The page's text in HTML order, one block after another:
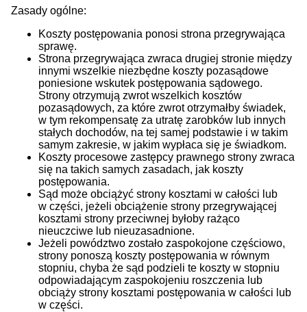
Zasady ogólne:
Koszty postępowania ponosi strona przegrywająca
sprawę.
Strona przegrywająca zwraca drugiej stronie między
innymi wszelkie niezbędne koszty pozasądowe
poniesione wskutek postępowania sądowego.
Strony otrzymują zwrot wszelkich kosztów
pozasądowych, za które zwrot otrzymałby świadek,
w tym rekompensatę za utratę zarobków lub innych
stałych dochodów, na tej samej podstawie i w takim
samym zakresie, w jakim wypłaca się je świadkom.
Koszty procesowe zastępcy prawnego strony zwraca
się na takich samych zasadach, jak koszty
postępowania.
Sąd może obciążyć strony kosztami w całości lub
w części, jeżeli obciążenie strony przegrywającej
kosztami strony przeciwnej byłoby rażąco
nieuczciwe lub nieuzasadnione.
Jeżeli powództwo zostało zaspokojone częściowo,
strony ponoszą koszty postępowania w równym
stopniu, chyba że sąd podzieli te koszty w stopniu
odpowiadającym zaspokojeniu roszczenia lub
obciąży strony kosztami postępowania w całości lub
w części.